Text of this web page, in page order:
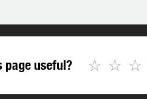
page useful? ☆
☆
☆